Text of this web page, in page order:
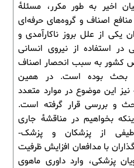
اخیر به طور مکرر، مسئلۀ
اصناف و گروه‌های حرفه‌ای
یکی از علل بروز ناکارآمدی و
در استفاده از نیروی انسانی
کشور به سبب انحصار اصناف
بحث بوده است. در همین
نیز این موضوع در موارد متعدد
و بررسی قرار گرفته است.
بخواهیم در مناقشۀ جاری
از پزشکان و پزشک-
با مدافعان افزایش ظرفیت
پزشکی، وارد داوری ماهوی